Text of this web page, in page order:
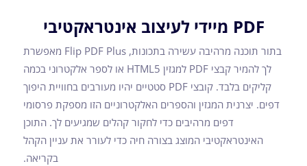
PDF מיידי לעיצוב אינטראקטיבי
בתור תוכנה מרהיבה עשירה בתכונות, Flip PDF Plus מאפשרת
לך להמיר קבצי PDF למגזין HTML5 או לספר אלקטרוני בכמה
קליקים בלבד. קובצי PDF סטטיים יהיו מעורבים בחוויית היפוך
דפים. יצרנית המגזין והספרים האלקטרוניים הזו מספקת פרסומי
דפים מרהיבים כדי לחקור קהלים שמגיעים לך. התוכן
האינטראקטיבי המוצג בצורה חיה כדי לעורר את עניין הקהל
בקריאה.